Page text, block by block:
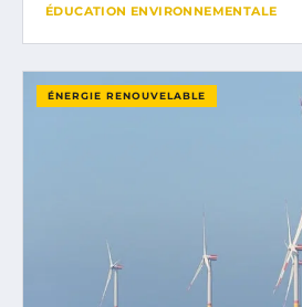
ÉDUCATION ENVIRONNEMENTALE
ÉNERGIE RENOUVELABLE